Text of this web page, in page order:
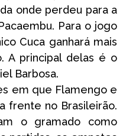
onde perdeu para a
Para o jogo
Cuca ganhará mais
A principal delas é o
Barbosa.
em que Flamengo e
frente no Brasileirão.
o gramado como